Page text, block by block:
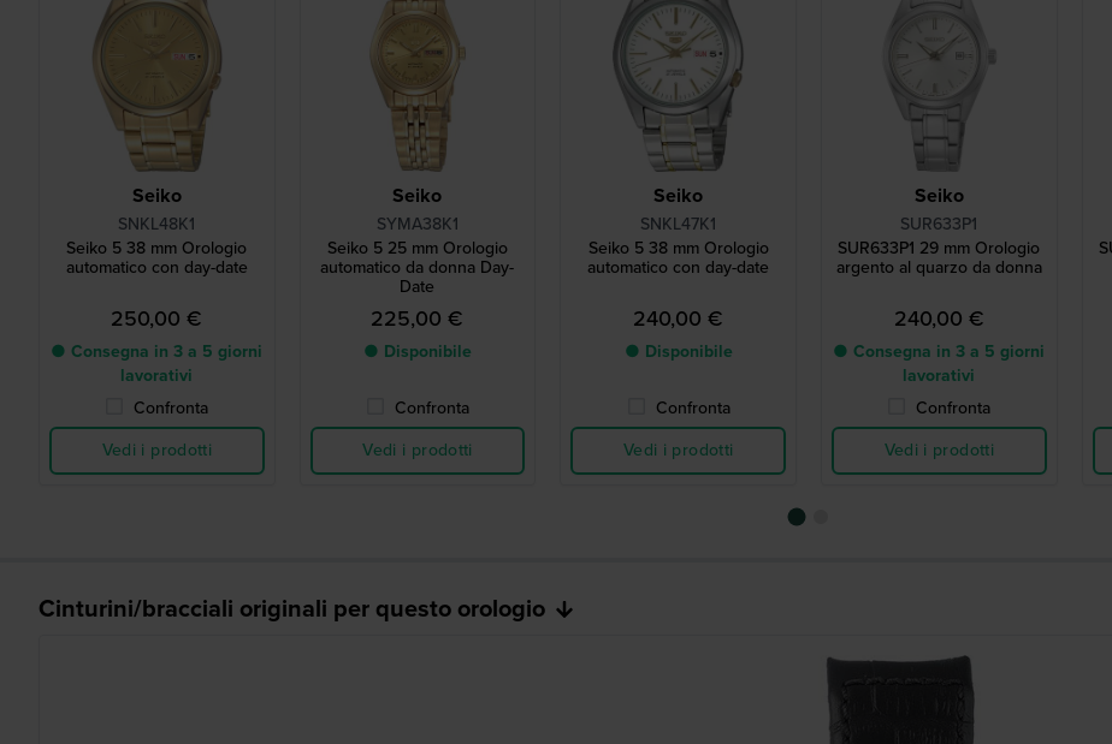
Seiko
SNKL48K1
Seiko 5 38 mm Orologio
automatico con day-date
250,00 €
● Consegna in 3 a 5 giorni
lavorativi
Confronta
Vedi i prodotti
Seiko
SYMA38K1
Seiko 5 25 mm Orologio
automatico da donna Day-
Date
225,00 €
● Disponibile
Confronta
Vedi i prodotti
Seiko
SNKL47K1
Seiko 5 38 mm Orologio
automatico con day-date
240,00 €
● Disponibile
Confronta
Vedi i prodotti
Seiko
SUR633P1
SUR633P1 29 mm Orologio
argento al quarzo da donna
240,00 €
● Consegna in 3 a 5 giorni
lavorativi
Confronta
Vedi i prodotti
Cinturini/bracciali originali per questo orologio